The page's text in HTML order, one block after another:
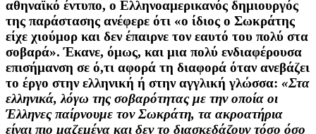
αθηναϊκό έντυπο, ο Ελληνοαμερικανός δημιουργός
της παράστασης ανέφερε ότι «ο ίδιος ο Σωκράτης
είχε χιούμορ και δεν έπαιρνε τον εαυτό του πολύ στα
σοβαρά». Έκανε, όμως, και μια πολύ ενδιαφέρουσα
επισήμανση σε ό,τι αφορά τη διαφορά όταν ανεβάζει
το έργο στην ελληνική ή στην αγγλική γλώσσα: «Στα
ελληνικά, λόγω της σοβαρότητας με την οποία οι
Έλληνες παίρνουμε τον Σωκράτη, τα ακροατήρια
είναι πιο μαζεμένα και δεν το διασκεδάζουν τόσο όσο